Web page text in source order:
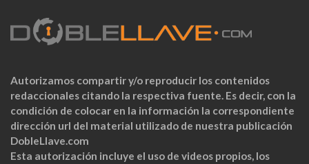
Autorizamos compartir y/o reproducir los contenidos
redaccionales citando la respectiva fuente. Es decir, con la
condición de colocar en la información la correspondiente
dirección url del material utilizado de nuestra publicación
DobleLlave.com
Esta autorización incluye el uso de videos propios, los